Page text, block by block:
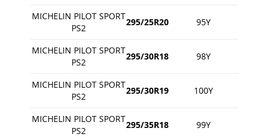
MICHELIN PILOT SPORT
PS2
295/25R20 95Y
MICHELIN PILOT SPORT
PS2
295/30R18 98Y
MICHELIN PILOT SPORT
PS2
295/30R19 100Y
MICHELIN PILOT SPORT
PS2
295/35R18 99Y